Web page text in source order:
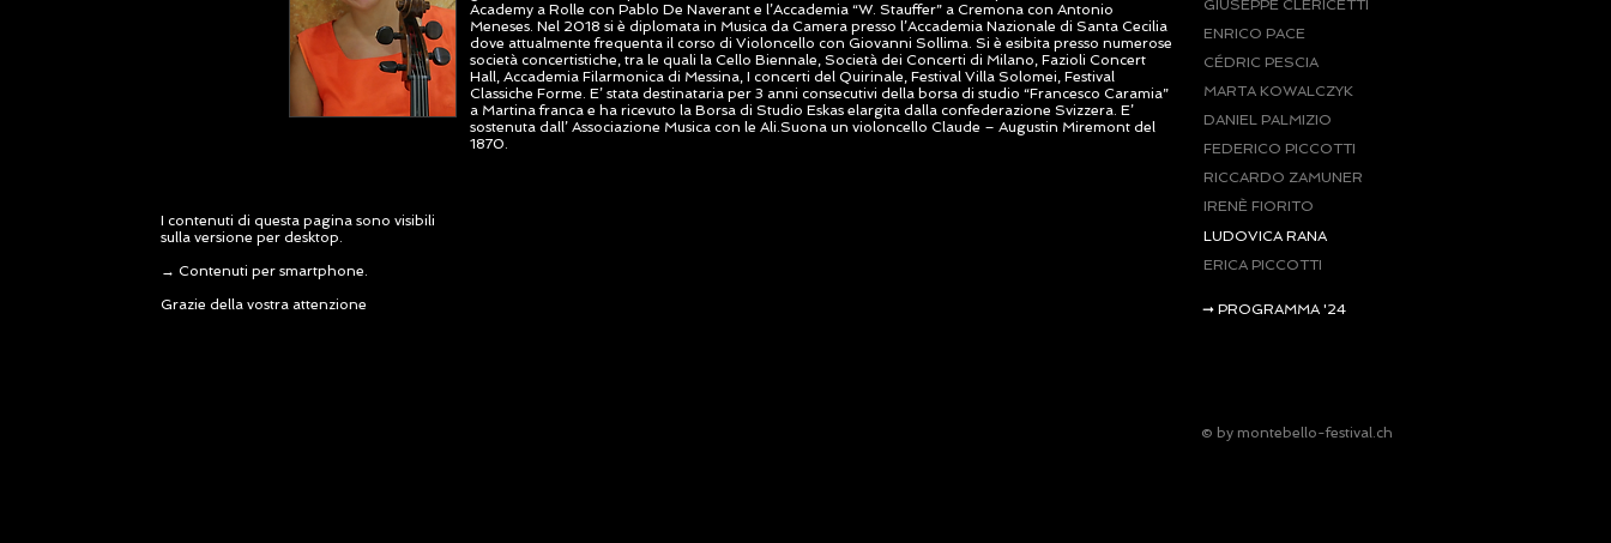
I contenuti di questa pagina sono visibili
sulla versione per desktop.
→ Contenuti per smartphone.
Grazie della vostra attenzione
Academy a Rolle con Pablo De Naverant e l’Accademia “W. Stauffer” a Cremona con Antonio
Meneses. Nel 2018 si è diplomata in Musica da Camera presso l’Accademia Nazionale di Santa Cecilia
dove attualmente frequenta il corso di Violoncello con Giovanni Sollima. Si è esibita presso numerose
società concertistiche, tra le quali la Cello Biennale, Società dei Concerti di Milano, Fazioli Concert
Hall, Accademia Filarmonica di Messina, I concerti del Quirinale, Festival Villa Solomei, Festival
Classiche Forme. E’ stata destinataria per 3 anni consecutivi della borsa di studio “Francesco Caramia”
a Martina franca e ha ricevuto la Borsa di Studio Eskas elargita dalla confederazione Svizzera. E’
sostenuta dall’ Associazione Musica con le Ali.Suona un violoncello Claude – Augustin Miremont del
1870.
GIUSEPPE CLERICETTI
ENRICO PACE
CÉDRIC PESCIA
MARTA KOWALCZYK
DANIEL PALMIZIO
FEDERICO PICCOTTI
RICCARDO ZAMUNER
IRENÈ FIORITO
LUDOVICA RANA
ERICA PICCOTTI
➞ PROGRAMMA '24
© by montebello-festival.ch